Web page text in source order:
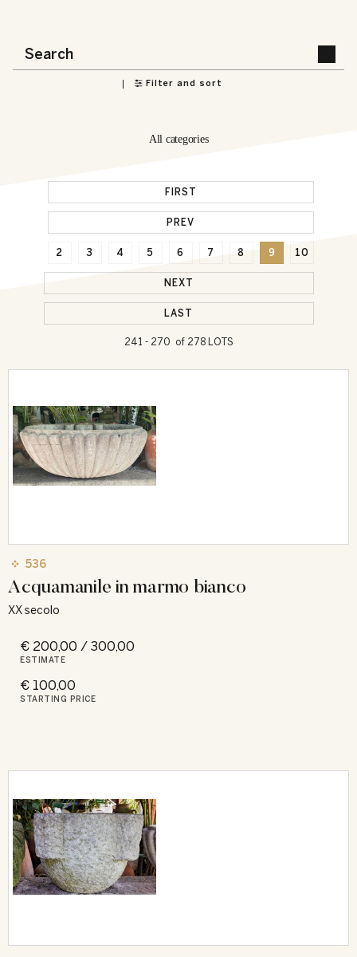
Filter and sort
All categories
241 - 270 of 278 LOTS
FIRST
PREV
2 3 4 5 6 7 8 9 10
NEXT
LAST
536
Acquamanile in marmo bianco
XX secolo
€ 200,00 / 300,00
ESTIMATE
€ 100,00
STARTING PRICE